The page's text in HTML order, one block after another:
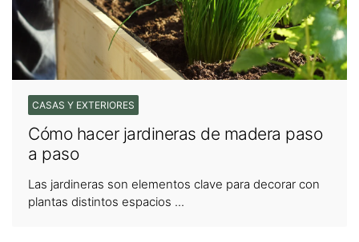
CASAS Y EXTERIORES
Cómo hacer jardineras de madera paso
a paso
Las jardineras son elementos clave para decorar con
plantas distintos espacios ...